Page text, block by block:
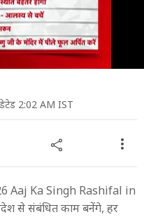
2:02 AM IST
Aaj Ka Singh Rashifal in
से संबंधित काम बनेंगे, हर